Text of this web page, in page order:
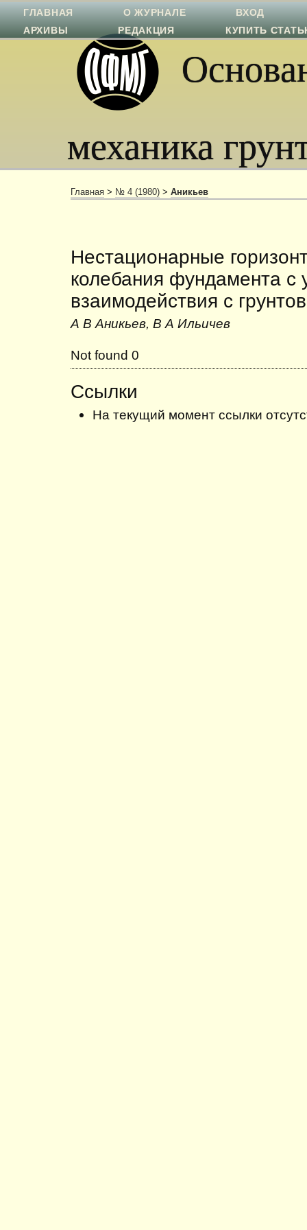
механика
ГЛАВНАЯ О ЖУРНАЛЕ
ВХОД
АРХИВЫ
РЕДАКЦИЯ КУПИТЬ
Главная > № 4 (1980) > Аникьев
Нестационарные
колебания фундамента с
взаимодействия с
А В Аникьев, В А Ильичев
Not found 0
Ссылки
На текущий момент ссылки